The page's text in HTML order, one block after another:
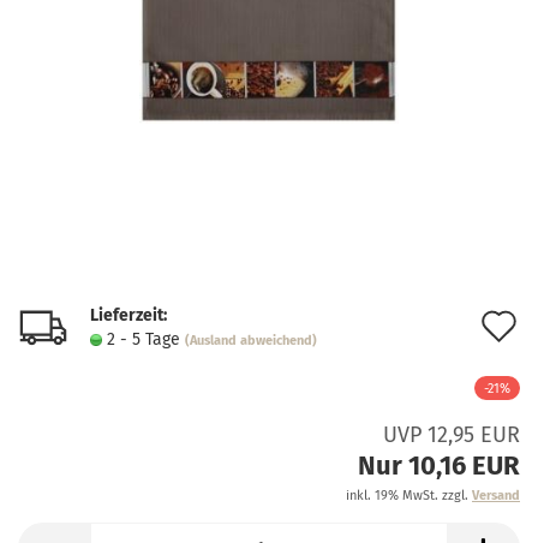
Lieferzeit:
2 - 5 Tage (Ausland abweichend)
-21%
UVP 12,95 EUR
Nur 10,16 EUR
inkl. 19% MwSt. zzgl. Versand